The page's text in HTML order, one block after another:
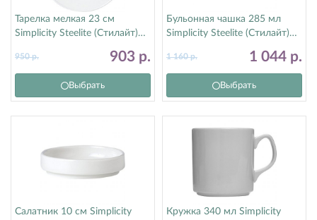
Тарелка мелкая 23 см
Simplicity Steelite (Стилайт)
903 р.
950р.
Выбрать
Бульонная чашка 285 мл
Simplicity Steelite (Стилайт)
1 044 р.
1 160р.
Выбрать
Салатник 10 см Simplicity
Кружка 340 мл Simplicity